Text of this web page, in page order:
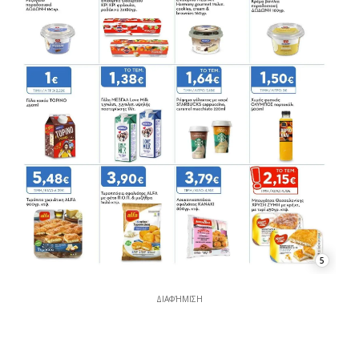
5
ΔΙΑΦΉΜΙΣΗ